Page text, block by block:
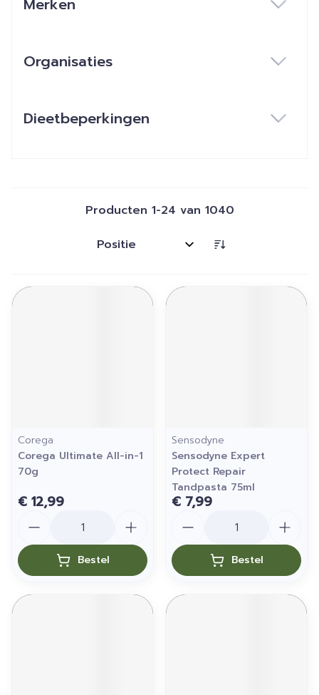
Merken
Organisaties
Dieetbeperkingen
Producten 1-24 van 1040
Sorteer op:
Corega
Corega Ultimate All-in-1
70g
€ 12,99
Bestel
Sensodyne
Sensodyne Expert
Protect Repair
Tandpasta 75ml
€ 7,99
Bestel